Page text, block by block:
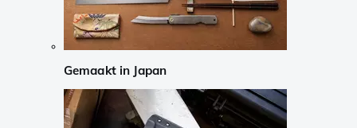
Gemaakt in Japan